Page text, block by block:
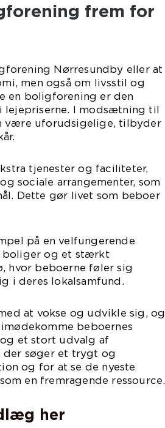
frem for
Nørresundby eller at
men også om livsstil og
en boligforening er den
lejepriserne. I modsætning til
være uforudsigelige, tilbyder
tjenester og faciliteter,
sociale arrangementer, som
Dette gør livet som beboer
på en velfungerende
boliger og et stærkt
hvor beboerne føler sig
i deres lokalsamfund.
at vokse og udvikle sig, og
beboernes
et stort udvalg af
søger et trygt og
og for at se de nyeste
en fremragende ressource.
her